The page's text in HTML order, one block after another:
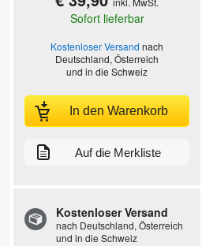
Sofort lieferbar
Kostenloser Versand nach
Deutschland, Österreich
und in die Schweiz
In den Warenkorb
Auf die Merkliste
Kostenloser Versand
nach Deutschland, Österreich
und in die Schweiz